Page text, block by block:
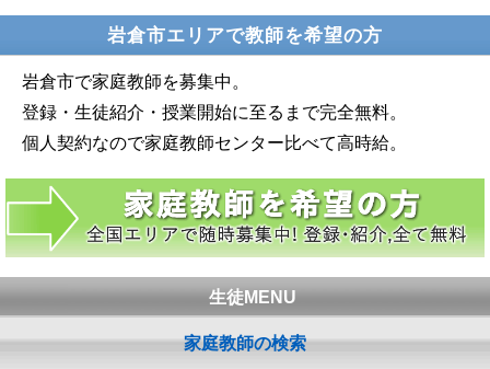
岩倉市エリアで教師を希望の方
岩倉市で家庭教師を募集中。
登録・生徒紹介・授業開始に至るまで完全無料。
個人契約なので家庭教師センター比べて高時給。
生徒MENU
家庭教師の検索